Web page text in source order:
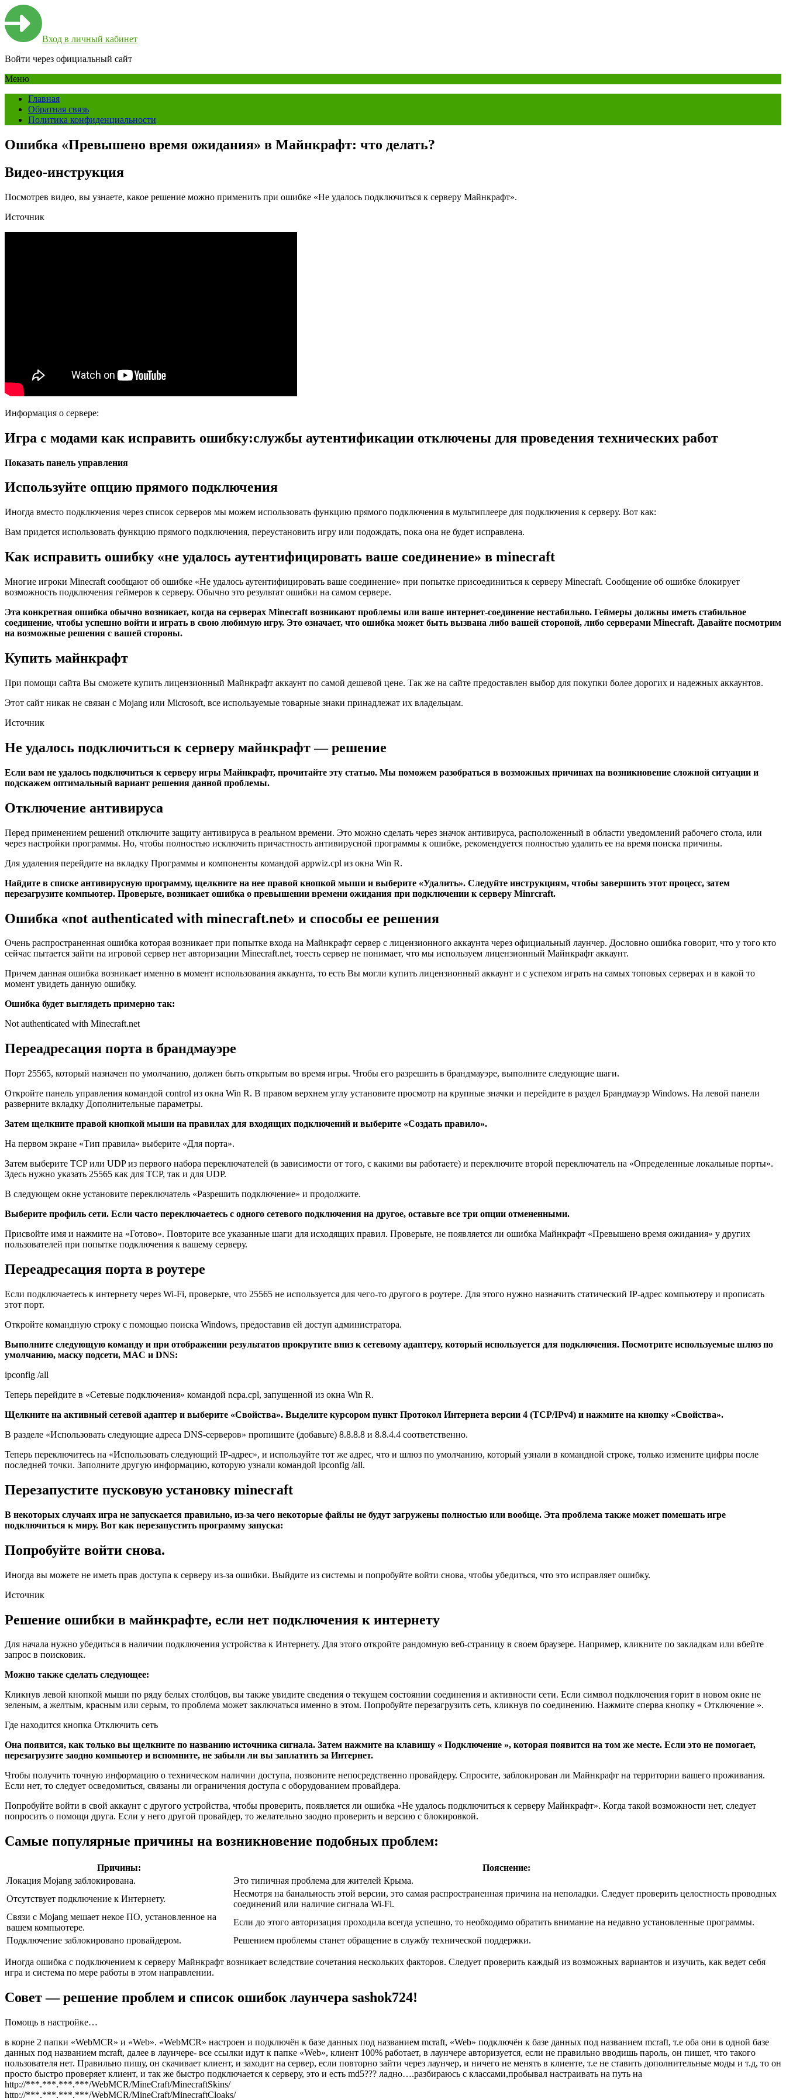
Вход в личный кабинет
Войти через официальный сайт
Меню
Главная
Обратная связь
Политика конфиденциальности
Ошибка «Превышено время ожидания» в Майнкрафт: что делать?
Видео-инструкция
Посмотрев видео, вы узнаете, какое решение можно применить при ошибке «Не удалось подключиться к серверу Майнкрафт».
Источник
Информация о сервере:
Игра с модами как исправить ошибку:службы аутентификации отключены для проведения технических работ
Показать панель управления
Используйте опцию прямого подключения
Иногда вместо подключения через список серверов мы можем использовать функцию прямого подключения в мультиплеере для подключения к серверу. Вот как:
Вам придется использовать функцию прямого подключения, переустановить игру или подождать, пока она не будет исправлена.
Как исправить ошибку «не удалось аутентифицировать ваше соединение» в minecraft
Многие игроки Minecraft сообщают об ошибке «Не удалось аутентифицировать ваше соединение» при попытке присоединиться к серверу Minecraft. Сообщение об ошибке блокирует
возможность подключения геймеров к серверу. Обычно это результат ошибки на самом сервере.
Эта конкретная ошибка обычно возникает, когда на серверах Minecraft возникают проблемы или ваше интернет-соединение нестабильно. Геймеры должны иметь стабильное
соединение, чтобы успешно войти и играть в свою любимую игру. Это означает, что ошибка может быть вызвана либо вашей стороной, либо серверами Minecraft. Давайте посмотрим
на возможные решения с вашей стороны.
Купить майнкрафт
При помощи сайта Вы сможете купить лицензионный Майнкрафт аккаунт по самой дешевой цене. Так же на сайте предоставлен выбор для покупки более дорогих и надежных аккаунтов.
Этот сайт никак не связан с Mojang или Microsoft, все используемые товарные знаки принадлежат их владельцам.
Источник
Не удалось подключиться к серверу майнкрафт — решение
Если вам не удалось подключиться к серверу игры Майнкрафт, прочитайте эту статью. Мы поможем разобраться в возможных причинах на возникновение сложной ситуации и
подскажем оптимальный вариант решения данной проблемы.
Отключение антивируса
Перед применением решений отключите защиту антивируса в реальном времени. Это можно сделать через значок антивируса, расположенный в области уведомлений рабочего стола, или
через настройки программы. Но, чтобы полностью исключить причастность антивирусной программы к ошибке, рекомендуется полностью удалить ее на время поиска причины.
Для удаления перейдите на вкладку Программы и компоненты командой appwiz.cpl из окна Win R.
Найдите в списке антивирусную программу, щелкните на нее правой кнопкой мыши и выберите «Удалить». Следуйте инструкциям, чтобы завершить этот процесс, затем
перезагрузите компьютер. Проверьте, возникает ошибка о превышении времени ожидания при подключении к серверу Minrcraft.
Ошибка «not authenticated with minecraft.net» и способы ее решения
Очень распространенная ошибка которая возникает при попытке входа на Майнкрафт сервер с лицензионного аккаунта через официальный лаунчер. Дословно ошибка говорит, что у того кто
сейчас пытается зайти на игровой сервер нет авторизации Minecraft.net, тоесть сервер не понимает, что мы используем лицензионный Майнкрафт аккаунт.
Причем данная ошибка возникает именно в момент использования аккаунта, то есть Вы могли купить лицензионный аккаунт и с успехом играть на самых топовых серверах и в какой то
момент увидеть данную ошибку.
Ошибка будет выглядеть примерно так:
Not authenticated with Minecraft.net
Переадресация порта в брандмауэре
Порт 25565, который назначен по умолчанию, должен быть открытым во время игры. Чтобы его разрешить в брандмауэре, выполните следующие шаги.
Откройте панель управления командой control из окна Win R. В правом верхнем углу установите просмотр на крупные значки и перейдите в раздел Брандмауэр Windows. На левой панели
разверните вкладку Дополнительные параметры.
Затем щелкните правой кнопкой мыши на правилах для входящих подключений и выберите «Создать правило».
На первом экране «Тип правила» выберите «Для порта».
Затем выберите TCP или UDP из первого набора переключателей (в зависимости от того, с какими вы работаете) и переключите второй переключатель на «Определенные локальные порты».
Здесь нужно указать 25565 как для TCP, так и для UDP.
В следующем окне установите переключатель «Разрешить подключение» и продолжите.
Выберите профиль сети. Если часто переключаетесь с одного сетевого подключения на другое, оставьте все три опции отмененными.
Присвойте имя и нажмите на «Готово». Повторите все указанные шаги для исходящих правил. Проверьте, не появляется ли ошибка Майнкрафт «Превышено время ожидания» у других
пользователей при попытке подключения к вашему серверу.
Переадресация порта в роутере
Если подключаетесь к интернету через Wi-Fi, проверьте, что 25565 не используется для чего-то другого в роутере. Для этого нужно назначить статический IP-адрес компьютеру и прописать
этот порт.
Откройте командную строку с помощью поиска Windows, предоставив ей доступ администратора.
Выполните следующую команду и при отображении результатов прокрутите вниз к сетевому адаптеру, который используется для подключения. Посмотрите используемые шлюз по
умолчанию, маску подсети, MAC и DNS:
ipconfig /all
Теперь перейдите в «Сетевые подключения» командой ncpa.cpl, запущенной из окна Win R.
Щелкните на активный сетевой адаптер и выберите «Свойства». Выделите курсором пункт Протокол Интернета версии 4 (TCP/IPv4) и нажмите на кнопку «Свойства».
В разделе «Использовать следующие адреса DNS-серверов» пропишите (добавьте) 8.8.8.8 и 8.8.4.4 соответственно.
Теперь переключитесь на «Использовать следующий IP-адрес», и используйте тот же адрес, что и шлюз по умолчанию, который узнали в командной строке, только измените цифры после
последней точки. Заполните другую информацию, которую узнали командой ipconfig /all.
Перезапустите пусковую установку minecraft
В некоторых случаях игра не запускается правильно, из-за чего некоторые файлы не будут загружены полностью или вообще. Эта проблема также может помешать игре
подключиться к миру. Вот как перезапустить программу запуска:
Попробуйте войти снова.
Иногда вы можете не иметь прав доступа к серверу из-за ошибки. Выйдите из системы и попробуйте войти снова, чтобы убедиться, что это исправляет ошибку.
Источник
Решение ошибки в майнкрафте, если нет подключения к интернету
Для начала нужно убедиться в наличии подключения устройства к Интернету. Для этого откройте рандомную веб-страницу в своем браузере. Например, кликните по закладкам или вбейте
запрос в поисковик.
Можно также сделать следующее:
Кликнув левой кнопкой мыши по ряду белых столбцов, вы также увидите сведения о текущем состоянии соединения и активности сети. Если символ подключения горит в новом окне не
зеленым, а желтым, красным или серым, то проблема может заключаться именно в этом. Попробуйте перезагрузить сеть, кликнув по соединению. Нажмите сперва кнопку « Отключение ».
Где находится кнопка Отключить сеть
Она появится, как только вы щелкните по названию источника сигнала. Затем нажмите на клавишу « Подключение », которая появится на том же месте. Если это не помогает,
перезагрузите заодно компьютер и вспомните, не забыли ли вы заплатить за Интернет.
Чтобы получить точную информацию о техническом наличии доступа, позвоните непосредственно провайдеру. Спросите, заблокирован ли Майнкрафт на территории вашего проживания.
Если нет, то следует осведомиться, связаны ли ограничения доступа с оборудованием провайдера.
Попробуйте войти в свой аккаунт с другого устройства, чтобы проверить, появляется ли ошибка «Не удалось подключиться к серверу Майнкрафт». Когда такой возможности нет, следует
попросить о помощи друга. Если у него другой провайдер, то желательно заодно проверить и версию с блокировкой.
Самые популярные причины на возникновение подобных проблем:
Причины:
Пояснение:
Локация Mojang заблокирована.
Это типичная проблема для жителей Крыма.
Отсутствует подключение к Интернету.
Несмотря на банальность этой версии, это самая распространенная причина на неполадки. Следует проверить целостность проводных
соединений или наличие сигнала Wi-Fi.
Связи с Mojang мешает некое ПО, установленное на
вашем компьютере.
Если до этого авторизация проходила всегда успешно, то необходимо обратить внимание на недавно установленные программы.
Подключение заблокировано провайдером.
Решением проблемы станет обращение в службу технической поддержки.
Иногда ошибка с подключением к серверу Майнкрафт возникает вследствие сочетания нескольких факторов. Следует проверить каждый из возможных вариантов и изучить, как ведет себя
игра и система по мере работы в этом направлении.
Совет — решение проблем и список ошибок лаунчера sashok724!
Помощь в настройке…
в корне 2 папки «WebMCR» и «Web». «WebMCR» настроен и подключён к базе данных под названием mcraft, «Web» подключён к базе данных под названием mcraft, т.е оба они в одной базе
данных под названием mcraft, далее в лаунчере- все ссылки идут к папке «Web», клиент 100% работает, в лаунчере авторизуется, если не правильно вводишь пароль, он пишет, что такого
пользователя нет. Правильно пишу, он скачивает клиент, и заходит на сервер, если повторно зайти через лаунчер, и ничего не менять в клиенте, т.е не ставить дополнительные моды и т.д, то он
просто быстро проверяет клиент, и так же быстро подключается к серверу, это и есть md5??? ладно….разбираюсь с классами,пробывал настраивать на путь на
http://***.***.***.***/WebMCR/MineCraft/MinecraftSkins/
http://***.***.***.***/WebMCR/MineCraft/MinecraftCloaks/